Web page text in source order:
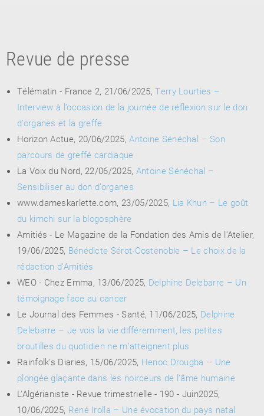
RETOUR
À PARAÎTRE
NOUVEAUTÉS
TOUT LE CATALOGUE
RETOUR
AVIS
RENCONTRE AVEC…
RETOUR
A LA UNE
REVUE DE PRESSE
Revue de presse
Télématin - France 2, 21/06/2025,Terry Lourties –
Interview à l’occasion de la journée de réflexion sur le don
d’organes et la greffe
Horizon Actue, 20/06/2025,Antoine Sénéchal – Son
parcours de greffé cardiaque
La Voix du Nord, 22/06/2025, Antoine Sénéchal –
Sensibiliser au don d’organes
www.dameskarlette.com, 23/05/2025, Lia Khun – Le goût
du kimchi sur la blogosphère
Amitiés - Le Magazine de la Fondation des Amis de l'Atelier,
19/06/2025, Bénédicte Sérot-Costenoble – Le choix de la
rédaction d’Amitiés
WEO - Chez Emma, 13/06/2025, Delphine Delebarre – Un
témoignage face au cancer
Le Journal des Femmes - Santé, 11/06/2025, Delphine
Delebarre – Je vois la vie différemment, les petites
broutilles du quotidien ne m’atteignent plus
Rainfolk's Diaries, 15/06/2025, Henoc Drougba – Une
plongée glaçante dans les noirceurs de l’âme humaine
L'Algérianiste - Revue trimestrielle - 190 - Juin2025,
10/06/2025, René Irolla – Une évocation du pays natal